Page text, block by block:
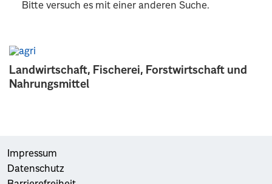
Landwirtschaft, Fischerei, Forstwirtschaft und
Nahrungsmittel
Bitte versuch es mit einer anderen Suche.
Impressum
Datenschutz